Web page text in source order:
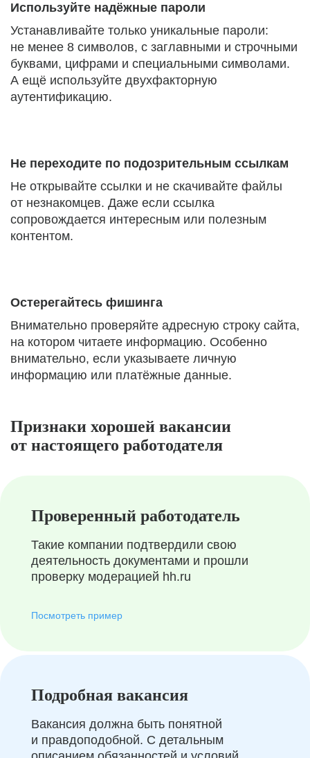
Используйте надёжные пароли
Устанавливайте только уникальные пароли:
не менее 8 символов, с заглавными и строчными
буквами, цифрами и специальными символами.
А ещё используйте двухфакторную
аутентификацию.
Не переходите по подозрительным ссылкам
Не открывайте ссылки и не скачивайте файлы
от незнакомцев. Даже если ссылка
сопровождается интересным или полезным
контентом.
Остерегайтесь фишинга
Внимательно проверяйте адресную строку сайта,
на котором читаете информацию. Особенно
внимательно, если указываете личную
информацию или платёжные данные.
Признаки хорошей вакансии
от настоящего работодателя
Проверенный работодатель
Такие компании подтвердили свою
деятельность документами и прошли
проверку модерацией hh.ru
Посмотреть пример
Подробная вакансия
Вакансия должна быть понятной
и правдоподобной. С детальным